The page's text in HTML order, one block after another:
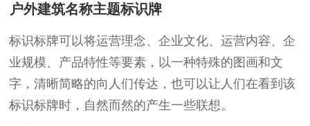
户外建筑名称主题标识牌
标识标牌可以将运营理念、企业文化、运营内容、企
业规模、产品特性等要素，以一种特殊的图画和文
字，清晰简略的向人们传达，也可以让人们在看到该
标识标牌时，自然而然的产生一些联想。